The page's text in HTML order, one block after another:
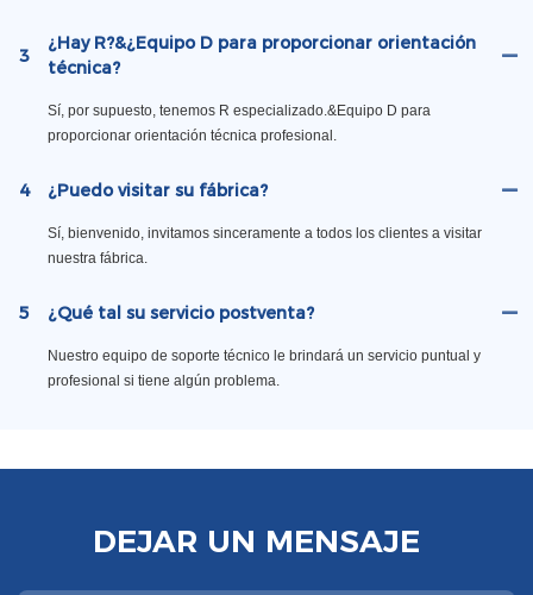
3
¿Hay R?&¿Equipo D para proporcionar orientación
técnica?
Sí, por supuesto, tenemos R especializado.&Equipo D para
proporcionar orientación técnica profesional.
4 ¿Puedo visitar su fábrica?
Sí, bienvenido, invitamos sinceramente a todos los clientes a visitar
nuestra fábrica.
5 ¿Qué tal su servicio postventa?
Nuestro equipo de soporte técnico le brindará un servicio puntual y
profesional si tiene algún problema.
DEJAR UN MENSAJE